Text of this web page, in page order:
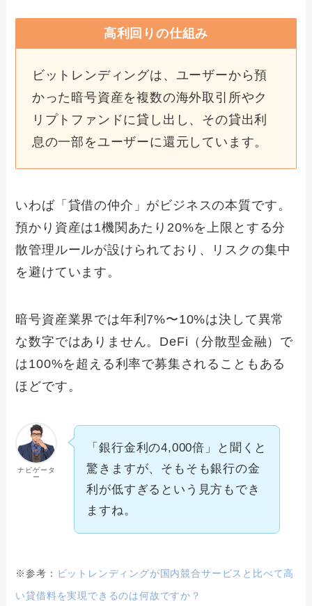
高利回りの仕組み
ビットレンディングは、ユーザーから預
かった暗号資産を複数の海外取引所やク
リプトファンドに貸し出し、その貸出利
息の一部をユーザーに還元しています。
いわば「貸借の仲介」がビジネスの本質です。
預かり資産は1機関あたり20%を上限とする分
散管理ルールが設けられており、リスクの集中
を避けています。
暗号資産業界では年利7%〜10%は決して異常
な数字ではありません。DeFi（分散型金融）で
は100%を超える利率で募集されることもある
ほどです。
ナビゲータ
ー
「銀行金利の4,000倍」と聞くと
驚きますが、そもそも銀行の金
利が低すぎるという見方もでき
ますね。
※参考： ビットレンディングが国内競合サービスと比べて高
い貸借料を実現できるのは何故ですか？